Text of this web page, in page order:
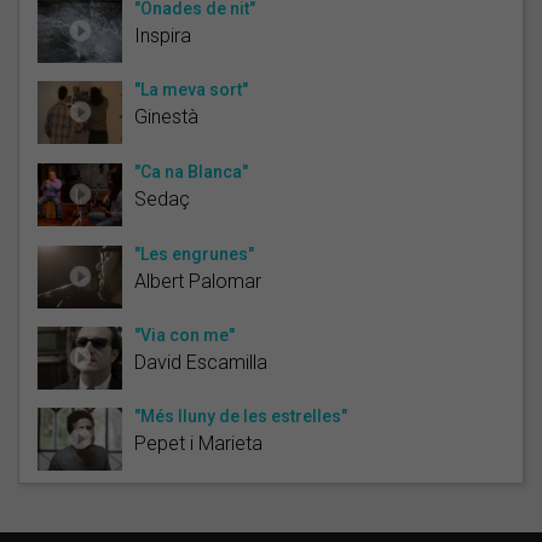
"Onades de nit"
Inspira
"La meva sort"
Ginestà
"Ca na Blanca"
Sedaç
"Les engrunes"
Albert Palomar
"Via con me"
David Escamilla
"Més lluny de les estrelles"
Pepet i Marieta